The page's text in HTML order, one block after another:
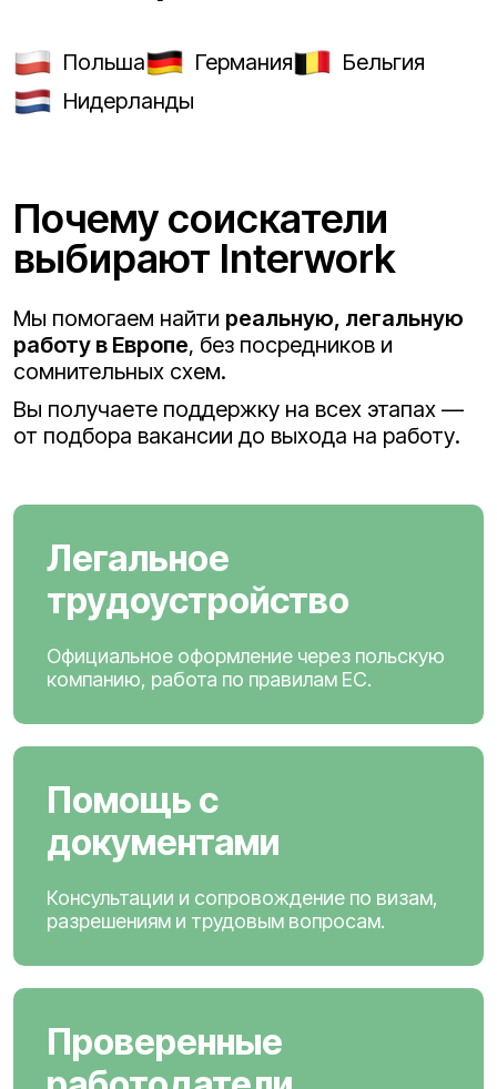
Польша Германия
Бельгия
Нидерланды
Почему соискатели
выбирают Interwork
Мы помогаем найти реальную, легальную
работу в Европе, без посредников и
сомнительных схем.
Вы получаете поддержку на всех этапах —
от подбора вакансии до выхода на работу.
Легальное
трудоустройство
Официальное оформление через польскую
компанию, работа по правилам ЕС.
Помощь с
документами
Консультации и сопровождение по визам,
разрешениям и трудовым вопросам.
Проверенные